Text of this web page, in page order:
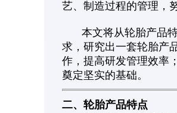
艺、制造过程的管理，
本文将从轮胎产品特
求，研究出一套轮胎产
作，提高研发管理效率
奠定坚实的基础。
二、轮胎产品特点